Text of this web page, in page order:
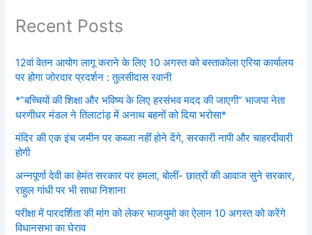
Recent Posts
12वां वेतन आयोग लागू कराने के लिए 10 अगस्त को बस्ताकोला एरिया कार्यालय
पर होगा जोरदार प्रदर्शन : तुलसीदास रवानी
*”बच्चियों की शिक्षा और भविष्य के लिए हरसंभव मदद की जाएगी” भाजपा नेता
धरणीधर मंडल ने तिलाटांड़ में अनाथ बहनों को दिया भरोसा*
मंदिर की एक इंच जमीन पर कब्जा नहीं होने देंगे, सरकारी नापी और चाहरदीवारी
होगी
अन्नपूर्णा देवी का हेमंत सरकार पर हमला, बोलीं- छात्रों की आवाज सुने सरकार,
राहुल गांधी पर भी साधा निशाना
परीक्षा में पारदर्शिता की मांग को लेकर भाजयुमो का ऐलान 10 अगस्त को करेंगे
विधानसभा का घेराव